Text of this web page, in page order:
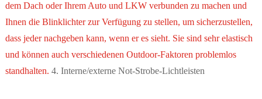
dem Dach oder Ihrem Auto und LKW verbunden zu machen und
Ihnen die Blinklichter zur Verfügung zu stellen, um sicherzustellen,
dass jeder nachgeben kann, wenn er es sieht. Sie sind sehr elastisch
und können auch verschiedenen Outdoor-Faktoren problemlos
standhalten. 4. Interne/externe Not-Strobe-Lichtleisten